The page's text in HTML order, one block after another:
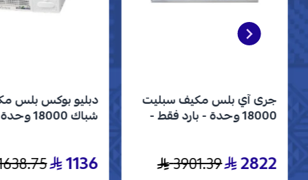
جرى آي بلس مكيف سبليت
18000 وحدة - بارد فقط -
2822
3901.39
دبليو بوكس بلس
1136